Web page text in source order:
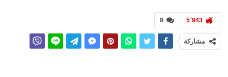
9 5٬943
مشاركة